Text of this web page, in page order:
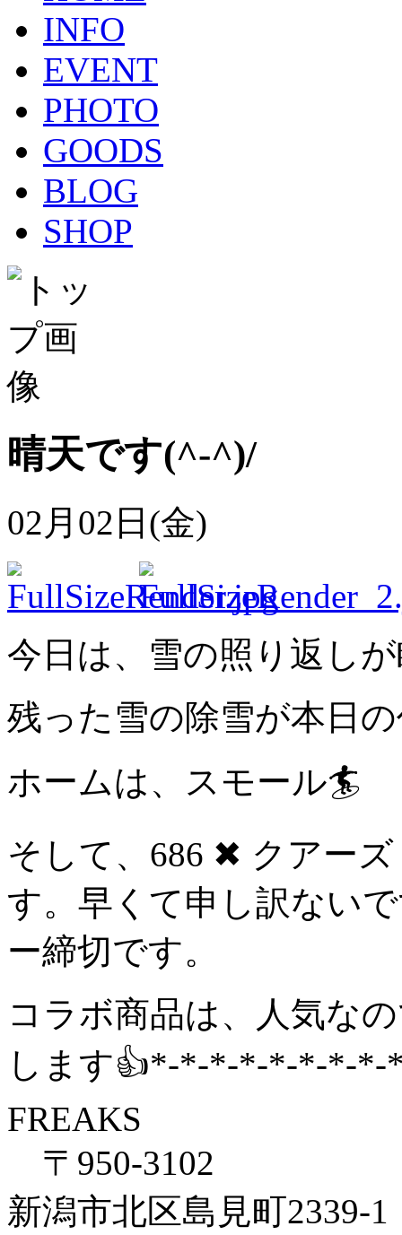
INFO
EVENT
PHOTO
GOODS
BLOG
SHOP
晴天です(^-^)/
02月02日(金)
今日は、雪の照り返し
残った雪の除雪が本日
ホームは、スモール🏄
そして、686 ✖︎ クアー
す。早くて申し訳ない
ー締切です。
コラボ商品は、人気な
します👍*-*-*-*-*-*-*-
FREAKS
〒950-3102
新潟市北区島見町2339-1